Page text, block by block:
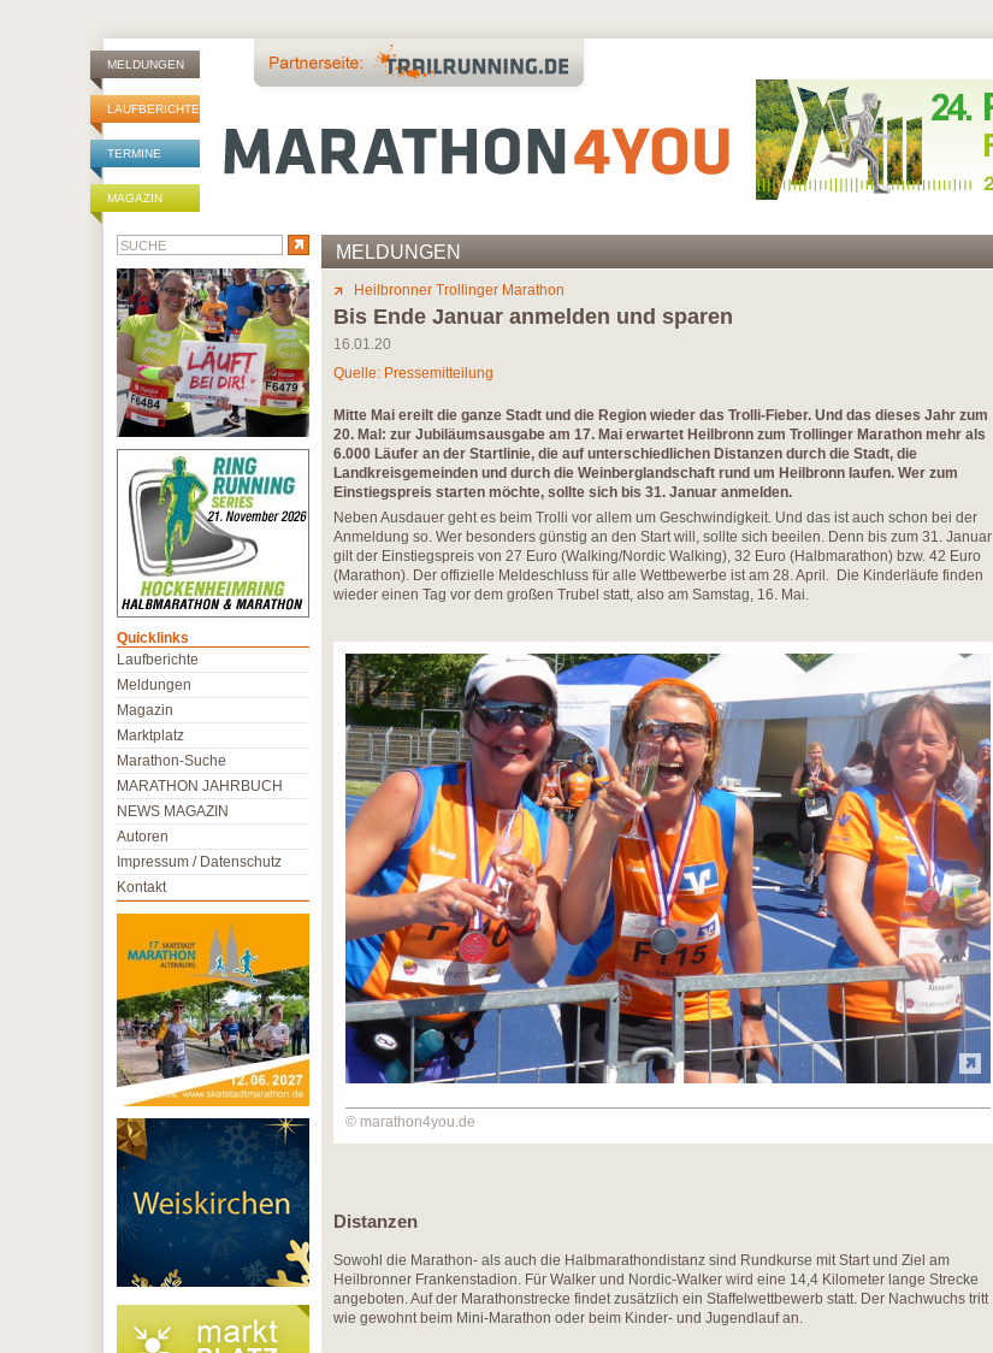
MELDUNGEN
LAUFBERICHTE
TERMINE
MAGAZIN
MELDUNGEN
Heilbronner Trollinger Marathon
Bis Ende Januar anmelden und sparen
16.01.20
Quelle: Pressemitteilung
Mitte Mai ereilt die ganze Stadt und die Region wieder das Trolli-Fieber. Und das dieses Jahr zum
20. Mal: zur Jubiläumsausgabe am 17. Mai erwartet Heilbronn zum Trollinger Marathon mehr als
6.000 Läufer an der Startlinie, die auf unterschiedlichen Distanzen durch die Stadt, die
Landkreisgemeinden und durch die Weinberglandschaft rund um Heilbronn laufen. Wer zum
Einstiegspreis starten möchte, sollte sich bis 31. Januar anmelden.
Neben Ausdauer geht es beim Trolli vor allem um Geschwindigkeit. Und das ist auch schon bei der
Anmeldung so. Wer besonders günstig an den Start will, sollte sich beeilen. Denn bis zum 31. Januar
gilt der Einstiegspreis von 27 Euro (Walking/Nordic Walking), 32 Euro (Halbmarathon) bzw. 42 Euro
(Marathon). Der offizielle Meldeschluss für alle Wettbewerbe ist am 28. April. Die Kinderläufe finden
wieder einen Tag vor dem großen Trubel statt, also am Samstag, 16. Mai.
© marathon4you.de
Distanzen
Sowohl die Marathon- als auch die Halbmarathondistanz sind Rundkurse mit Start und Ziel am
Heilbronner Frankenstadion. Für Walker und Nordic-Walker wird eine 14,4 Kilometer lange Strecke
angeboten. Auf der Marathonstrecke findet zusätzlich ein Staffelwettbewerb statt. Der Nachwuchs tritt
wie gewohnt beim Mini-Marathon oder beim Kinder- und Jugendlauf an.
Quicklinks
Laufberichte
Meldungen
Magazin
Marktplatz
Marathon-Suche
MARATHON JAHRBUCH
NEWS MAGAZIN
Autoren
Impressum / Datenschutz
Kontakt